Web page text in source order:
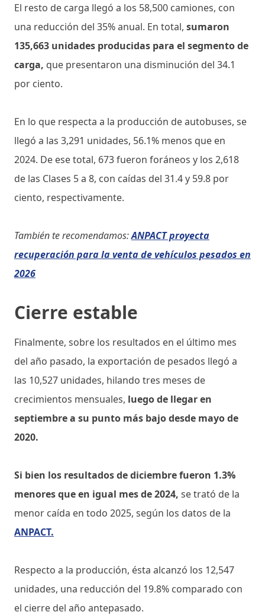
El resto de carga llegó a los 58,500 camiones, con
una reducción del 35% anual. En total, sumaron
135,663 unidades producidas para el segmento de
carga, que presentaron una disminución del 34.1
por ciento.
En lo que respecta a la producción de autobuses, se
llegó a las 3,291 unidades, 56.1% menos que en
2024. De ese total, 673 fueron foráneos y los 2,618
de las Clases 5 a 8, con caídas del 31.4 y 59.8 por
ciento, respectivamente.
También te recomendamos:ANPACT proyecta
recuperación para la venta de vehículos pesados en
2026
Cierre estable
Finalmente, sobre los resultados en el último mes
del año pasado, la exportación de pesados llegó a
las 10,527 unidades, hilando tres meses de
crecimientos mensuales, luego de llegar en
septiembre a su punto más bajo desde mayo de
2020.
Si bien los resultados de diciembre fueron 1.3%
menores que en igual mes de 2024, se trató de la
menor caída en todo 2025, según los datos de la
ANPACT.
Respecto a la producción, ésta alcanzó los 12,547
unidades, una reducción del 19.8% comparado con
el cierre del año antepasado.